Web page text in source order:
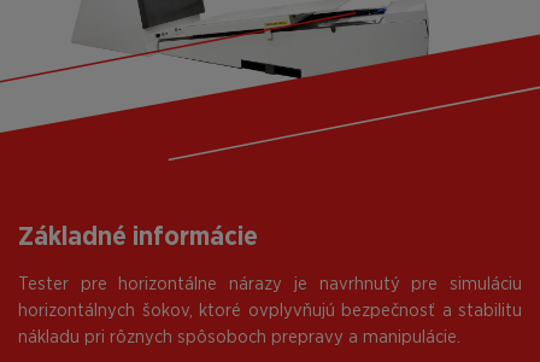
Základné informácie
Tester pre horizontálne nárazy je navrhnutý pre simuláciu
horizontálnych šokov, ktoré ovplyvňujú bezpečnosť a stabilitu
nákladu pri rôznych spôsoboch prepravy a manipulácie.